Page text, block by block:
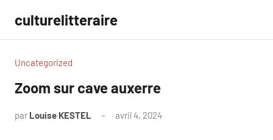
contenu
culturelitteraire
Uncategorized
Zoom sur cave auxerre
par Louise KESTEL avril 4, 2024